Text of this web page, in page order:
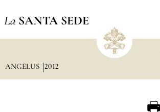
La SANTA SEDE
ANGELUS 2012